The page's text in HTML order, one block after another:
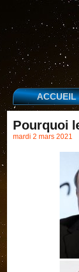
ACCUEIL
Pourquoi
mardi 2 mars 2021